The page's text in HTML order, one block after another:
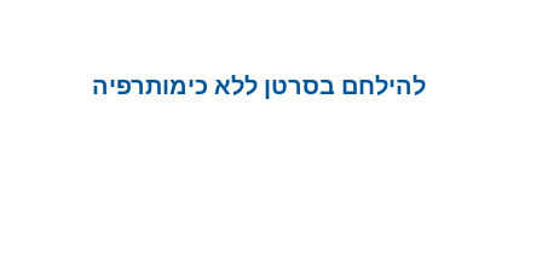
להילחם בסרטן ללא כימותרפיה